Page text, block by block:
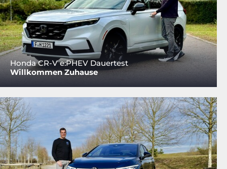
Honda CR-V e:PHEV Dauertest
Willkommen Zuhause